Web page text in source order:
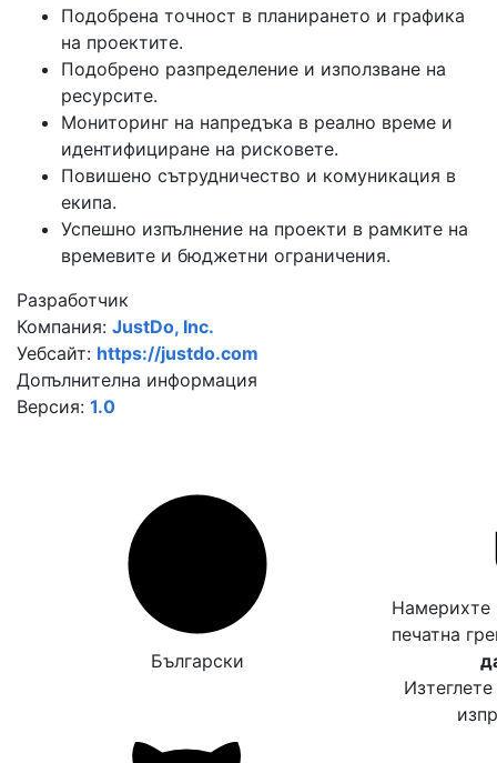
Подобрена точност в планирането и графика
на проектите.
Подобрено разпределение и използване на
ресурсите.
Мониторинг на напредъка в реално време и
идентифициране на рисковете.
Повишено сътрудничество и комуникация в
екипа.
Успешно изпълнение на проекти в рамките на
времевите и бюджетни ограничения.
Разработчик
Компания: JustDo, Inc.
Уебсайт: https://justdo.com
Допълнителна информация
Версия: 1.0
Български
Намерихте
печатна